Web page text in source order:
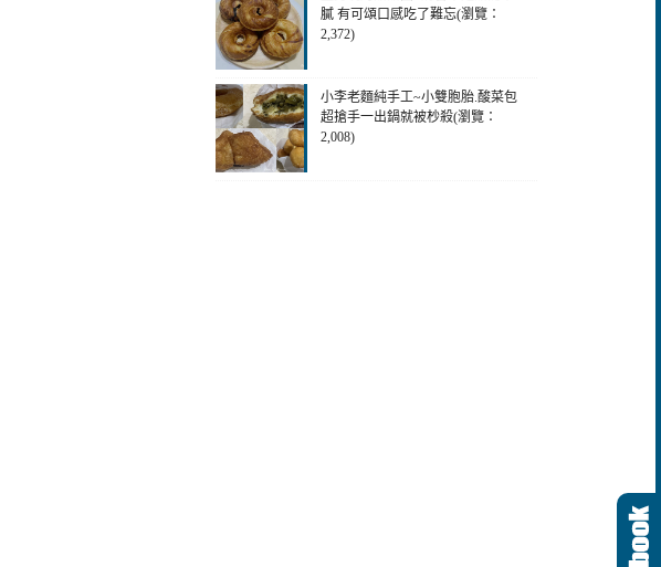
膩 有可頌口感吃了難忘(瀏覽：
2,372)
小李老麵純手工~小雙胞胎.酸菜包
超搶手一出鍋就被杪殺(瀏覽：
2,008)